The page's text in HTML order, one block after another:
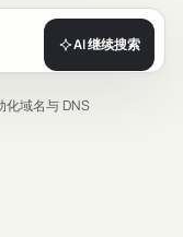
AI 继续搜索
化域名与 DNS